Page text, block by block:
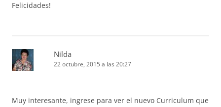
Felicidades!
Nilda
22 octubre, 2015 a las 20:27
Muy interesante, ingrese para ver el nuevo Curriculum que